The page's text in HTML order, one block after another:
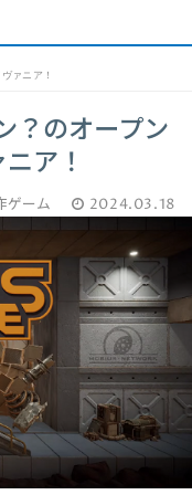
ァニア！
？のオープン
ア！
ゲーム 2024.03.18